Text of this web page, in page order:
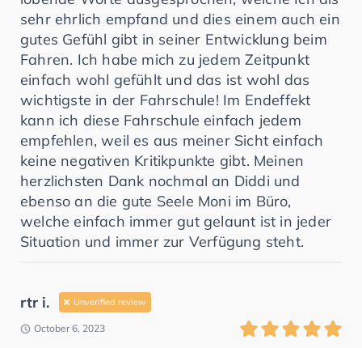
sehr ehrlich empfand und dies einem auch ein
gutes Gefühl gibt in seiner Entwicklung beim
Fahren. Ich habe mich zu jedem Zeitpunkt
einfach wohl gefühlt und das ist wohl das
wichtigste in der Fahrschule! Im Endeffekt
kann ich diese Fahrschule einfach jedem
empfehlen, weil es aus meiner Sicht einfach
keine negativen Kritikpunkte gibt. Meinen
herzlichsten Dank nochmal an Diddi und
ebenso an die gute Seele Moni im Büro,
welche einfach immer gut gelaunt ist in jeder
Situation und immer zur Verfügung steht.
rtr i. Unverified review
October 6, 2023